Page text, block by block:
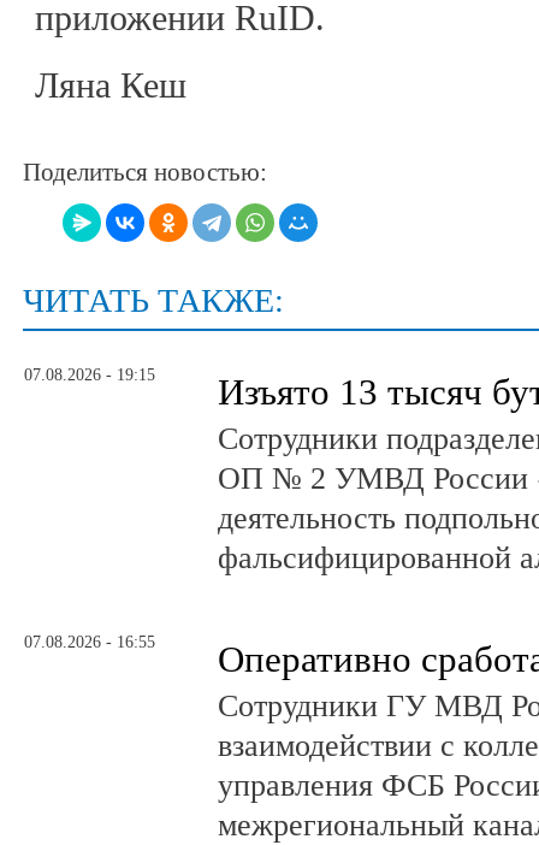
приложении RuID.
Ляна Кеш
Поделиться новостью:
ЧИТАТЬ ТАКЖЕ:
07.08.2026 - 19:15 Изъято 13 тысяч
Сотрудники
ОП № 2 УМВД России
деятельность
фальсифицированной
07.08.2026 - 16:55 Оперативно
Сотрудники ГУ МВД
взаимодействии с
управления ФСБ
межрегиональный